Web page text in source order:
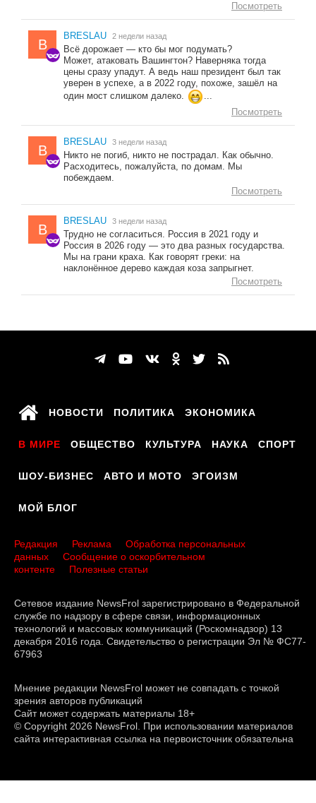
Посмотреть
B
BRESLAU 2 недели назад
Всё дорожает — кто бы мог подумать?
Может, атаковать Вашингтон? Наверняка тогда
цены сразу упадут. А ведь наш президент был так
уверен в успехе, а в 2022 году, похоже, зашёл на
один мост слишком далеко.
...
Посмотреть
B
BRESLAU 3 недели назад
Никто не погиб, никто не пострадал. Как обычно.
Расходитесь, пожалуйста, по домам. Мы
побеждаем.
Посмотреть
B
BRESLAU 3 недели назад
Трудно не согласиться. Россия в 2021 году и
Россия в 2026 году — это два разных государства.
Мы на грани краха. Как говорят греки: на
наклонённое дерево каждая коза запрыгнет.
Посмотреть
НОВОСТИ ПОЛИТИКА ЭКОНОМИКА
В МИРЕ ОБЩЕСТВО КУЛЬТУРА НАУКА СПОРТ
ШОУ-БИЗНЕС АВТО И МОТО ЭГОИЗМ
МОЙ БЛОГ
Редакция Реклама
Обработка персональных
данных
Сообщение о оскорбительном
контенте
Полезные статьи
Сетевое издание NewsFrol зарегистрировано в Федеральной
службе по надзору в сфере связи, информационных
технологий и массовых коммуникаций (Роскомнадзор) 13
декабря 2016 года. Свидетельство о регистрации Эл № ФС77-
67963
Мнение редакции NewsFrol может не совпадать с точкой
зрения авторов публикаций
Сайт может содержать материалы 18+
© Copyright 2026 NewsFrol. При использовании материалов
сайта интерактивная ссылка на первоисточник обязательна